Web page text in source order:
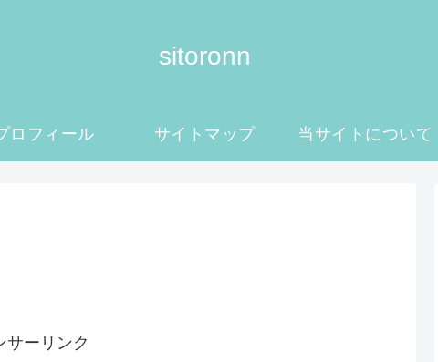
sitoronn
ロフィール サイトマップ 当サイトについて
サーリンク